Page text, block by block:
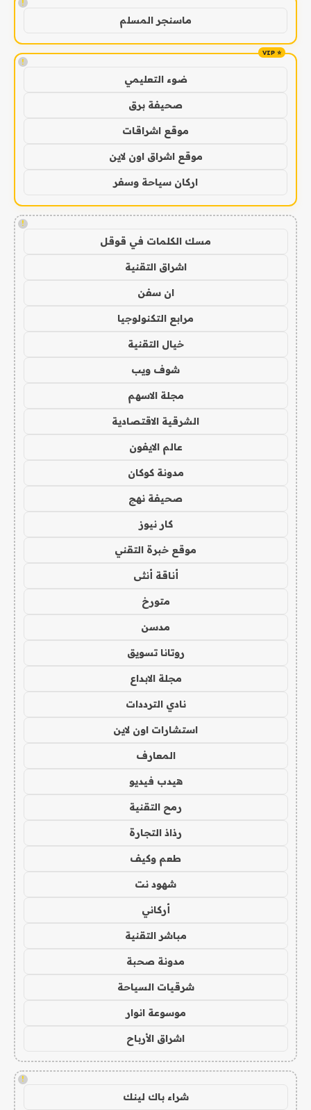
!
ماسنجر المسلم
!
ضوء التعليمي
صحيفة برق
موقع اشراقات
موقع اشراق اون لاين
اركان سياحة وسفر
!
مسك الكلمات في قوقل
اشراق التقنية
ان سفن
مرابع التكنولوجيا
خيال التقنية
شوف ويب
مجلة الاسهم
الشرقية الاقتصادية
عالم الايفون
مدونة كوكان
صحيفة نهج
كار نيوز
موقع خبرة التقني
أناقة أنثى
متورخ
مدسن
روتانا تسويق
مجلة الابداع
نادي الترددات
استشارات اون لاين
المعارف
هيدب فيديو
رمح التقنية
رذاذ التجارة
طعم وكيف
شهود نت
أركاني
مباشر التقنية
مدونة صحبة
شرقيات السياحة
موسوعة انوار
اشراق الأرباح
!
شراء باك لينك